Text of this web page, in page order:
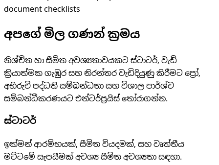
document checklists
අපගේ මිල ගණන් ක්‍රමය
නිශ්චිත හා සීමිත අවශ්‍යතාවයකට ස්ටාටර්, වැඩි
ක්‍රියාත්මක ගැඹුර සහ නිරන්තර වැඩිදියුණු කිරීමට ප්‍රෝ,
අභිරුචි පද්ධති සම්බන්ධතා සහ විශාල පාර්ශ්ව
සම්බන්ධීකරණයට එන්ටර්ප්‍රයිස් තෝරාගන්න.
ස්ටාටර්
ඉක්මන් ආරම්භයක්, සීමිත වියදමක්, සහ වෘත්තීය
මට්ටමේ සැපයීමක් අවශ්‍ය සීමිත අවශ්‍යතා සඳහා.